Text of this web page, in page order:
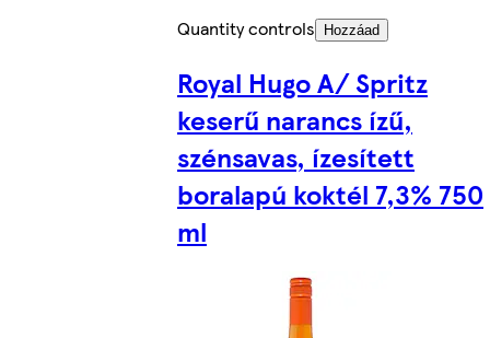
Quantity controls
Hozzáad
Royal Hugo A/ Spritz
keserű narancs ízű,
szénsavas, ízesített
boralapú koktél 7,3% 750
ml